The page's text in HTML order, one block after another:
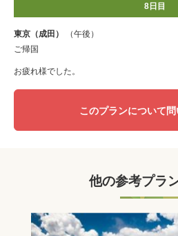
8日目
東京（成田）
（午後）
ご帰国
お疲れ様でした。
このプランについて
他の参考プラ